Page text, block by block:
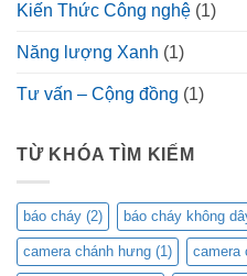
Kiến Thức Công nghệ (1)
Năng lượng Xanh (1)
Tư vấn – Cộng đồng (1)
TỪ KHÓA TÌM KIẾM
báo cháy (2) báo cháy không
camera chánh hưng (1) camera